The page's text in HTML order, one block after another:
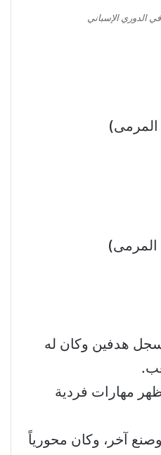
في الدوري الإسباني
هدفين وكان له
مهارات فردية
آخر، وكان محورياً